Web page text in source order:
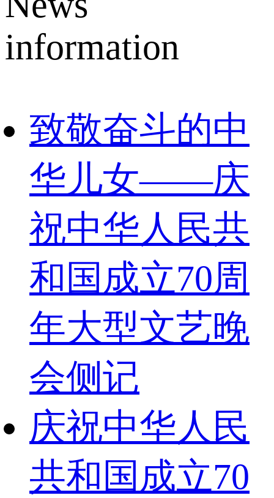
information
致敬奋斗的中
华儿女——庆
祝中华人民共
和国成立70周
年大型文艺晚
会侧记
庆祝中华人民
共和国成立70